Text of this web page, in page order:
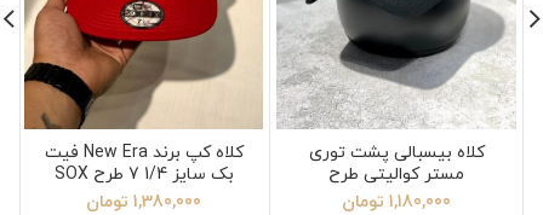
کلاه بیسبالی پشت توری
مستر کوالیتی طرح
Balenciaga
1,180,000 تومان
کلاه کپ برند New Era فیت
بک سایز 1/4 7 طرح SOX
قرمز سفید
1,380,000 تومان